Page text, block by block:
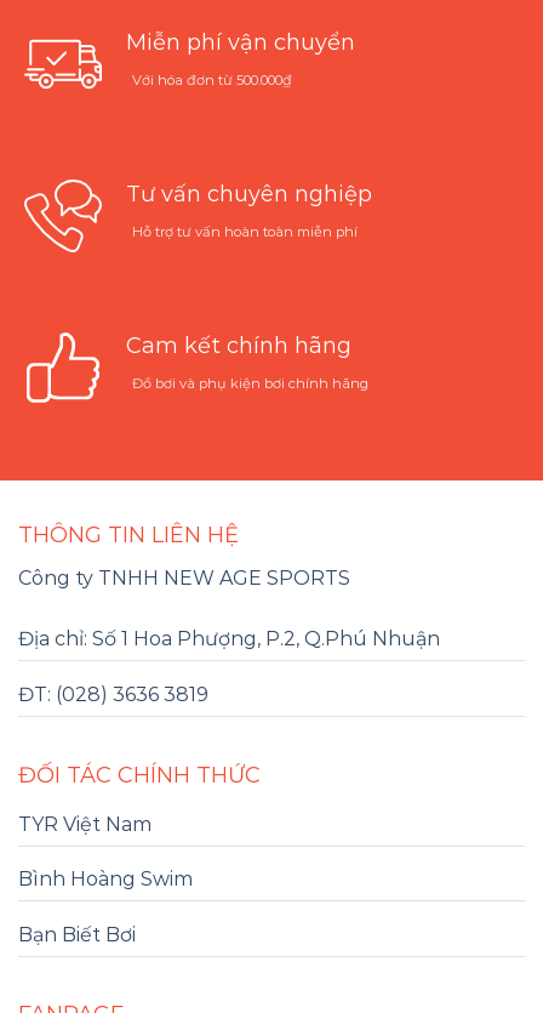
Miễn phí vận chuyển
Với hóa đơn từ 500.000₫
Tư vấn chuyên nghiệp
Hỗ trợ tư vấn hoàn toàn miễn phí
Cam kết chính hãng
Đồ bơi và phụ kiện bơi chính hãng
THÔNG TIN LIÊN HỆ
Công ty TNHH NEW AGE SPORTS
Địa chỉ: Số 1 Hoa Phượng, P.2, Q.Phú Nhuận
ĐT: (028) 3636 3819
ĐỐI TÁC CHÍNH THỨC
TYR Việt Nam
Bình Hoàng Swim
Bạn Biết Bơi